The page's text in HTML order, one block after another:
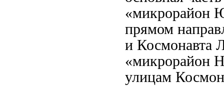
«микрорайон
прямом
и Космонавта
«микрорайон
улицам